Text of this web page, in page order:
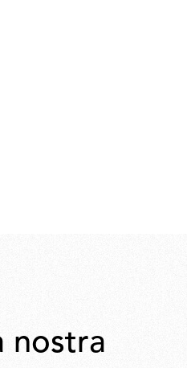
nostra